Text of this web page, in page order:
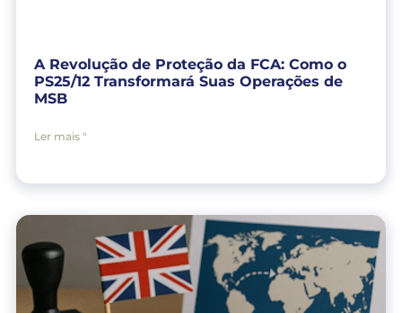
A Revolução de Proteção da FCA: Como o
PS25/12 Transformará Suas Operações de
MSB
Ler mais "